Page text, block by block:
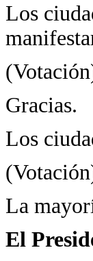
Los
Gracias.
Los
La
El